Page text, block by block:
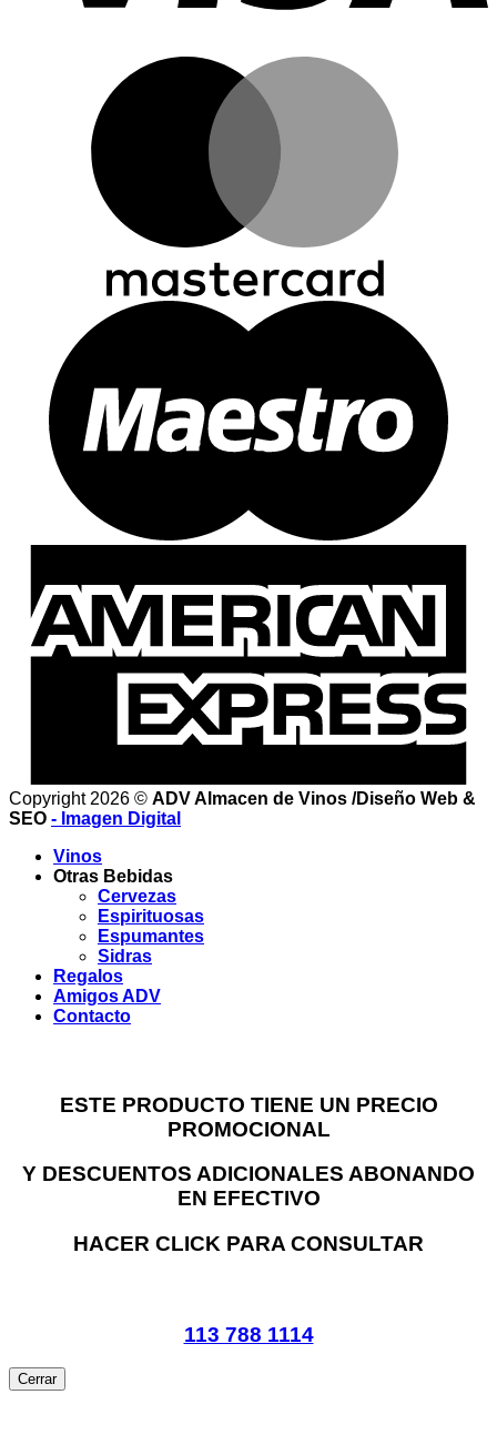
Copyright 2026 © ADV Almacen de Vinos /Diseño Web &
SEO - Imagen Digital
Vinos
Otras Bebidas
Cervezas
Espirituosas
Espumantes
Sidras
Regalos
Amigos ADV
Contacto
ESTE PRODUCTO TIENE UN PRECIO
PROMOCIONAL
Y DESCUENTOS ADICIONALES ABONANDO
EN EFECTIVO
HACER CLICK PARA CONSULTAR
113 788 1114
Cerrar